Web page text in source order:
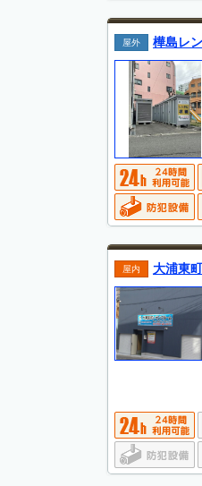
屋外 樺島レ
屋内 大浦東